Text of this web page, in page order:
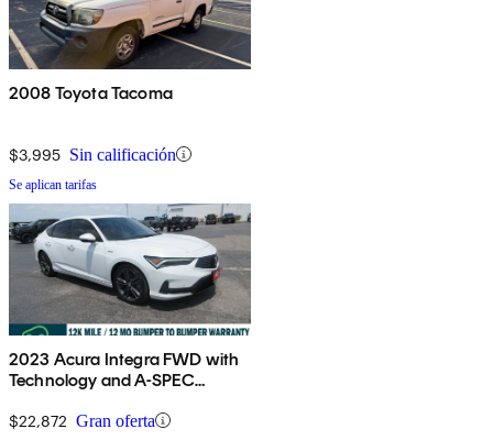
2008 Toyota Tacoma
$3,995 Sin calificación
Se aplican tarifas
2023 Acura Integra FWD with
Technology and A-SPEC
$22,872 Gran oferta